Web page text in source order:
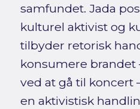
samfundet. Jada
kulturel aktivist og
tilbyder retorisk
konsumere brandet
ved at gå til koncert
en aktivistisk